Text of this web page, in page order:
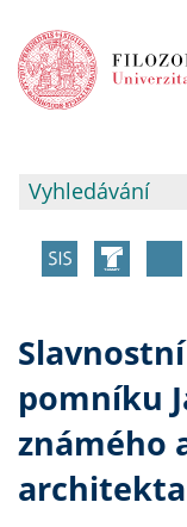
pomníku
známého